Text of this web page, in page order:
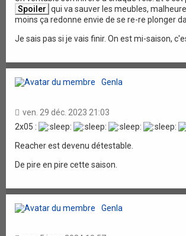
qui va sauver les meubles,
moins ça redonne envie de se re-re plonger
Je sais pas si je vais finir. On est mi-saison,
Genla
ven. 29 déc. 2023 21:03
2x05 :
Reacher est devenu détestable.
De pire en pire cette saison.
Genla